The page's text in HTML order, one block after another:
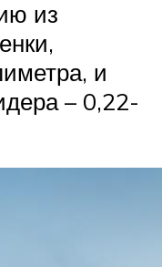
из
и
– 0,22-